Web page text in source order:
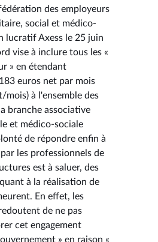
des employeurs
social et médico-
lucratif Axess le 25 juin
vise à inclure tous les «
» en étendant
euros net par mois
mois) à l'ensemble des
branche associative
et médico-sociale
de répondre enfin à
les professionnels de
est à saluer, des
à la réalisation de
En effet, les
de ne pas
cet engagement
» en raison «